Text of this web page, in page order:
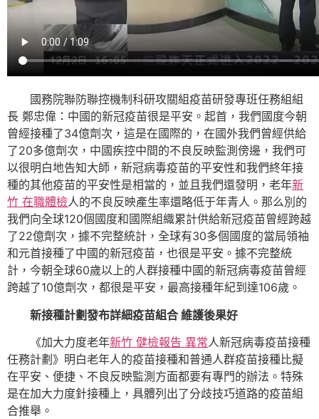
國務院聯防聯控機制科研攻關組疫苗研發專班任務組組
長 鄭忠偉：中國的新冠疫苗很是平安。起首，我們國度今朝
曾經接種了34億劑次，這是在國際的，在國外我們曾經供給
了20多億劑次，中國疾控中間的不良反映監測傍邊，我們可
以很明白地告知大師，新冠病毒疫苗的平安性和我們終年接
種的其他疫苗的平安性是相當的，並且我們還發明，老年新
竹 在職體檢人的不良反映產生率還略低于年青人。那么別的
我們向全球120個國度和國際組織累計供給新冠疫苗曾經跨越
了22億劑次，據不完整統計，全球有30多個國度的當局領袖
和元首接種了中國的新冠疫苗，也很是平安。據不完整統
計，今朝全球60歲以上的人群接種中國的新冠病毒疫苗曾經
跨越了10億劑次，都很是平安，最高接種年紀到達106歲。
新接種計劃發布詳細疫苗組合 維護後果好
《加大力度老年新竹 健檢報告 異常人新冠病毒疫苗接種
任務計劃》明白老年人的疫苗接種和普通人群疫苗接種比擬
在平安、便捷、不良反映監測方面都要有專門的辦法。特殊
是在加大力度針接種上，具體列出了分歧技巧道路的疫苗組
合推舉。